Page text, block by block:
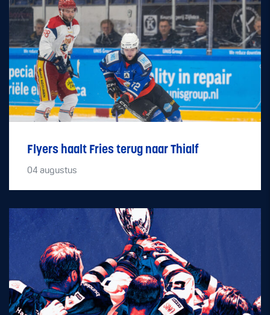
Flyers haalt Fries terug naar Thialf
04 augustus